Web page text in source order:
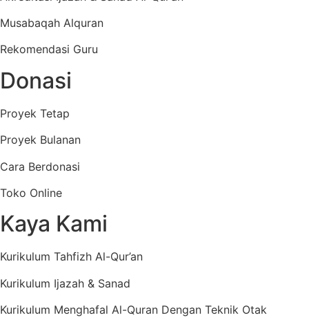
Musabaqah Alquran
Rekomendasi Guru
Donasi
Proyek Tetap
Proyek Bulanan
Cara Berdonasi
Toko Online
Kaya Kami
Kurikulum Tahfizh Al-Qur’an
Kurikulum Ijazah & Sanad
Kurikulum Menghafal Al-Quran Dengan Teknik Otak